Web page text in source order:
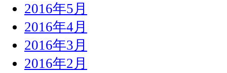
2016年5月
2016年4月
2016年3月
2016年2月